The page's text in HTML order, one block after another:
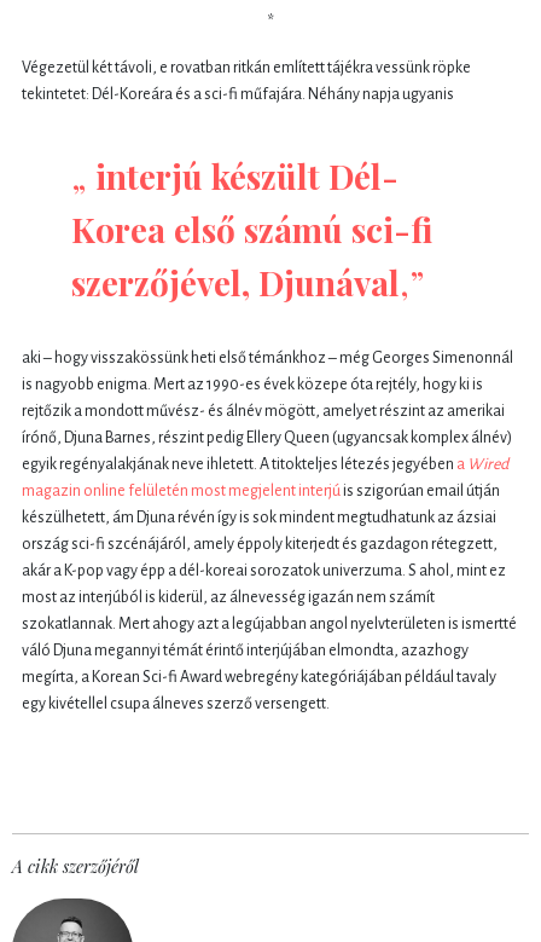
*
Végezetül két távoli, e rovatban ritkán említett tájékra vessünk röpke
tekintetet: Dél-Koreára és a sci-fi műfajára. Néhány napja ugyanis
„ interjú készült Dél-
Korea első számú sci-fi
szerzőjével, Djunával,”
aki – hogy visszakössünk heti első témánkhoz – még Georges Simenonnál
is nagyobb enigma. Mert az 1990-es évek közepe óta rejtély, hogy ki is
rejtőzik a mondott művész- és álnév mögött, amelyet részint az amerikai
írónő, Djuna Barnes, részint pedig Ellery Queen (ugyancsak komplex álnév)
egyik regényalakjának neve ihletett. A titokteljes létezés jegyében a Wired
magazin online felületén most megjelent interjúis szigorúan email útján
készülhetett, ám Djuna révén így is sok mindent megtudhatunk az ázsiai
ország sci-fi szcénájáról, amely éppoly kiterjedt és gazdagon rétegzett,
akár a K-pop vagy épp a dél-koreai sorozatok univerzuma. S ahol, mint ez
most az interjúból is kiderül, az álnevesség igazán nem számít
szokatlannak. Mert ahogy azt a legújabban angol nyelvterületen is ismertté
váló Djuna megannyi témát érintő interjújában elmondta, azazhogy
megírta, a Korean Sci-fi Award webregény kategóriájában például tavaly
egy kivétellel csupa álneves szerző versengett.
A cikk szerzőjéről